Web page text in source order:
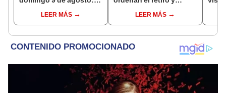
premios del Pozo
Millonario, boliyapa,
LEER MÁS
productos médicos
contra el cáncer por
LEER MÁS